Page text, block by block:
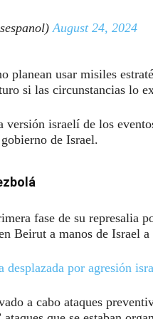
August 24, 2024
usar misiles
si las circunstancias lo
israelí de los
de Israel.
fase de su represalia
Beirut a manos de Israel
desplazada por agresión
a cabo ataques